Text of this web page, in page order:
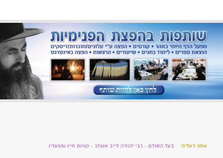
אחפ דעליה בעל הסולם - רבי יהודה לייב אשלג - קורות חייו ומפעליו